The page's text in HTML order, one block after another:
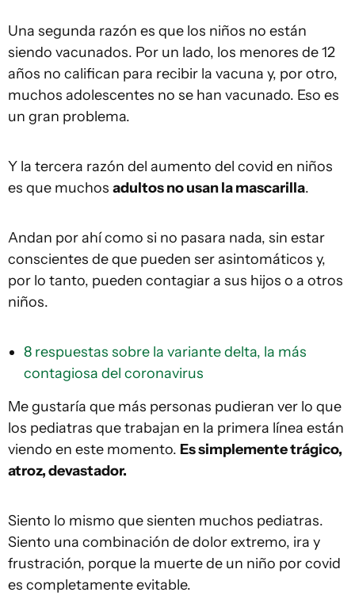
Una segunda razón es que los niños no están
siendo vacunados. Por un lado, los menores de 12
años no califican para recibir la vacuna y, por otro,
muchos adolescentes no se han vacunado. Eso es
un gran problema.
Y la tercera razón del aumento del covid en niños
es que muchos adultos no usan la mascarilla.
Andan por ahí como si no pasara nada, sin estar
conscientes de que pueden ser asintomáticos y,
por lo tanto, pueden contagiar a sus hijos o a otros
niños.
8 respuestas sobre la variante delta, la más
contagiosa del coronavirus
Me gustaría que más personas pudieran ver lo que
los pediatras que trabajan en la primera línea están
viendo en este momento. Es simplemente trágico,
atroz, devastador.
Siento lo mismo que sienten muchos pediatras.
Siento una combinación de dolor extremo, ira y
frustración, porque la muerte de un niño por covid
es completamente evitable.